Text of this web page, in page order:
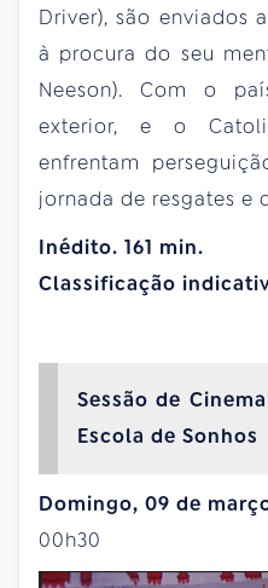
Driver), são enviados
à procura do seu
Neeson). Com o
exterior, e o
enfrentam
jornada de resgates e
Inédito. 161 min.
Classificação
Sessão de
Escola de Sonhos
Domingo, 09 de
00h30